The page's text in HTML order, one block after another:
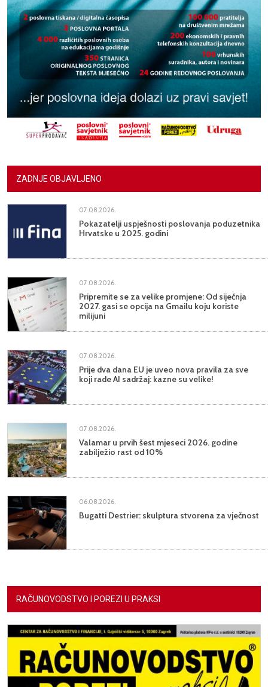
ZADNJE OBJAVLJENO
07.08.2026.
Pokazatelji uspješnosti poslovanja poduzetnika
Hrvatske u 2025. godini
07.08.2026.
Pripremite se za velike promjene: Od siječnja
2027. gasi se opcija na Gmailu koju koriste
milijuni
07.08.2026.
Prije dva dana EU je uveo nova pravila za sve
koji rade AI sadržaj: kazne su velike!
07.08.2026.
Valamar u prvih šest mjeseci 2026. godine
zabilježio rast od 10%
06.08.2026.
Bugatti Destrier: skulptura stvorena za vječnost
RAČUNOVODSTVO I POREZI U PRAKSI